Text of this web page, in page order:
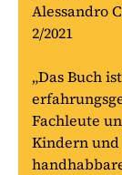
Alessandro
2/2021
„Das Buch
Fachleute
Kindern und